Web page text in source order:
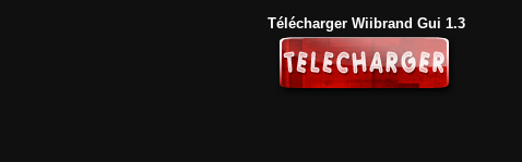
Télécharger Wiibrand Gui 1.3